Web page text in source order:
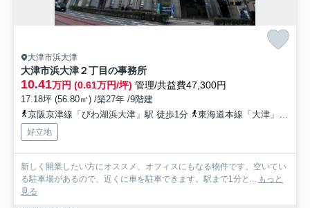
大津市浜大津
大津市浜大津２丁目の事務所
10.41万円 (0.61万円/坪) 管理/共益費47,300円
17.18坪 (56.80㎡) /築27年 /9階建
京阪京津線「びわ湖浜大津」駅 徒歩1分
東海道本線「大津」駅 徒歩13分
好立地
新しく開業したい方にオススメ、オフィスにもなる物件です。空いてい
る駐車場があるので、近くに車を駐車できます。駅まで1分と...
もっと
見る